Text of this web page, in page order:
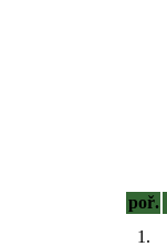
poř.
1.